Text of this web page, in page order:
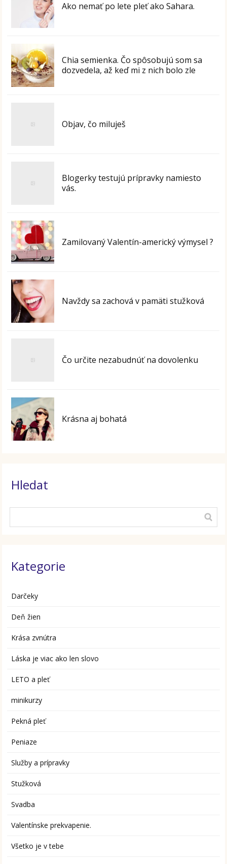
Ako nemať po lete pleť ako Sahara.
Chia semienka. Čo spôsobujú som sa
dozvedela, až keď mi z nich bolo zle
Objav, čo miluješ
Blogerky testujú prípravky namiesto
vás.
Zamilovaný Valentín-americký výmysel ?
Navždy sa zachová v pamäti stužková
Čo určite nezabudnúť na dovolenku
Krásna aj bohatá
Hledat
Kategorie
Darčeky
Deň žien
Krása zvnútra
Láska je viac ako len slovo
LETO a pleť
minikurzy
Pekná pleť
Peniaze
Služby a prípravky
Stužková
Svadba
Valentínske prekvapenie.
Všetko je v tebe